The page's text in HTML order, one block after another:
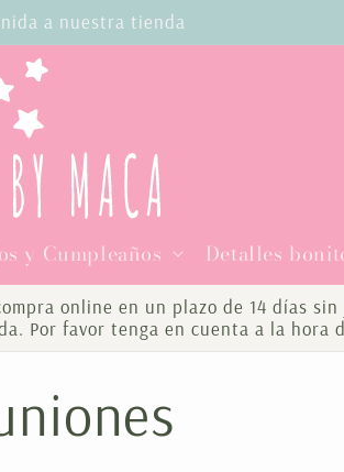
a 100€ Península y Baleares
y Cumpleaños Detalles
s
r
online en un plazo de 14 días
Por favor tenga en cuenta a la hora